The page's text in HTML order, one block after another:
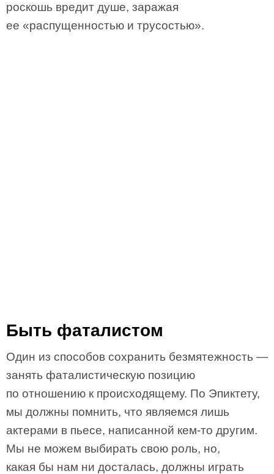
роскошь вредит душе, заражая
ее «распущенностью и трусостью».
Быть фаталистом
Один из способов сохранить безмятежность —
занять фаталистическую позицию
по отношению к происходящему. По Эпиктету,
мы должны помнить, что являемся лишь
актерами в пьесе, написанной кем-то другим.
Мы не можем выбирать свою роль, но,
какая бы нам ни досталась, должны играть